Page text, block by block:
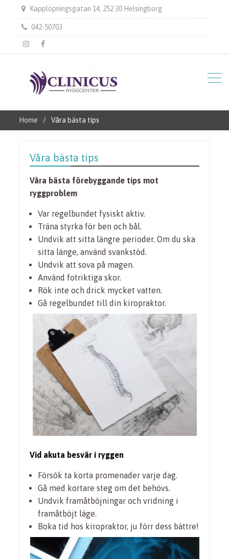
Kapplöpningsgatan 14, 252 30 Helsingborg
042-50703
instagramFacebook
Home Våra bästa tips
Våra bästa tips
Våra bästa förebyggande tips mot
ryggproblem
Var regelbundet fysiskt aktiv.
Träna styrka för ben och bål.
Undvik att sitta längre perioder. Om du ska
sitta länge, använd svankstöd.
Undvik att sova på magen.
Använd fotriktiga skor.
Rök inte och drick mycket vatten.
Gå regelbundet till din kiropraktor.
Vid akuta besvär i ryggen
Försök ta korta promenader varje dag.
Gå med kortare steg om det behövs.
Undvik framåtböjningar och vridning i
framåtböjt läge.
Boka tid hos kiropraktor, ju förr dess bättre!